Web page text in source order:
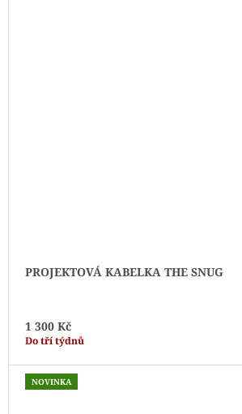
PROJEKTOVÁ KABELKA THE SNUG
1 300 Kč
Do tří týdnů
NOVINKA